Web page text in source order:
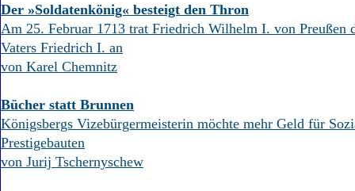
Der »Soldatenkönig« besteigt den Thron
Am 25. Februar 1713 trat Friedrich Wilhelm I. von Preußen
Vaters Friedrich I. an
von Karel Chemnitz
Bücher statt Brunnen
Königsbergs Vizebürgermeisterin möchte mehr Geld für
Prestigebauten
von Jurij Tschernyschew